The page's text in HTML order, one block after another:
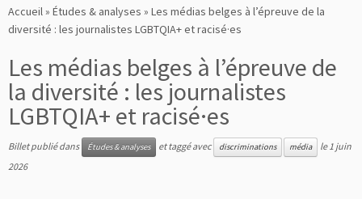
au
contenu
Accueil» Études & analyses » Les médias belges à l’épreuve de la
diversité : les journalistes LGBTQIA+ et racisé·es
Les médias belges à l’épreuve de
la diversité : les journalistes
LGBTQIA+ et racisé·es
Billet publié dans Études & analyses et taggé avec discriminations média le 1 juin
2026